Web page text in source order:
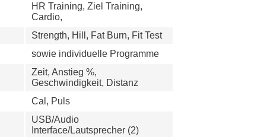
HR Training, Ziel Training,
Cardio,
Strength, Hill, Fat Burn, Fit Test
sowie individuelle Programme
Zeit, Anstieg %,
Geschwindigkeit, Distanz
Cal, Puls
USB/Audio
Interface/Lautsprecher (2)